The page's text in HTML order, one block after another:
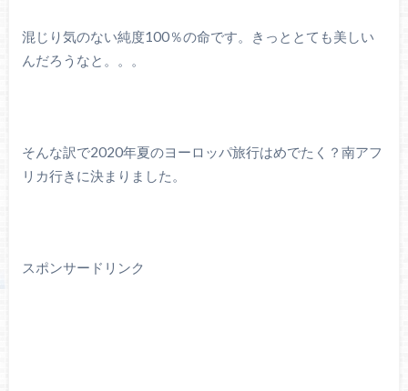
混じり気のない純度100％の命です。きっととても美しい
んだろうなと。。。
そんな訳で2020年夏のヨーロッパ旅行はめでたく？南アフ
リカ行きに決まりました。
スポンサードリンク